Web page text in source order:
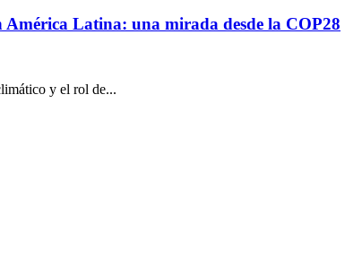
América Latina: una mirada desde la COP28
y el rol de...